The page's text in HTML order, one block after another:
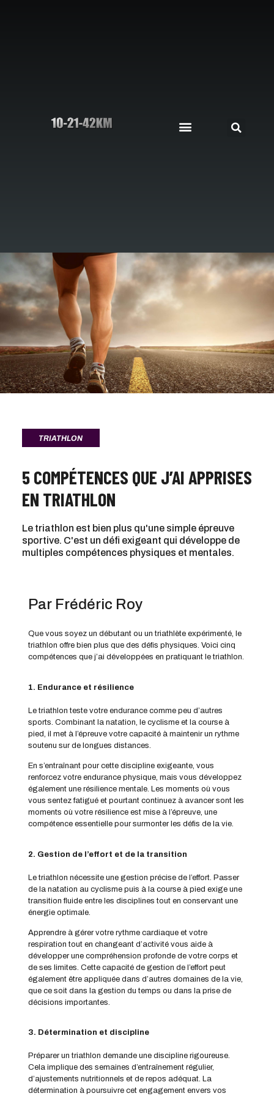
TRIATHLON
5 COMPÉTENCES QUE J’AI APPRISES
EN TRIATHLON
Le triathlon est bien plus qu'une simple épreuve
sportive. C'est un défi exigeant qui développe de
multiples compétences physiques et mentales.
Par Frédéric Roy
Que vous soyez un débutant ou un triathlète expérimenté, le
triathlon offre bien plus que des défis physiques. Voici cinq
compétences que j’ai développées en pratiquant le triathlon.
1. Endurance et résilience
Le triathlon teste votre endurance comme peu d’autres
sports. Combinant la natation, le cyclisme et la course à
pied, il met à l’épreuve votre capacité à maintenir un rythme
soutenu sur de longues distances.
En s’entraînant pour cette discipline exigeante, vous
renforcez votre endurance physique, mais vous développez
également une résilience mentale. Les moments où vous
vous sentez fatigué et pourtant continuez à avancer sont les
moments où votre résilience est mise à l’épreuve, une
compétence essentielle pour surmonter les défis de la vie.
2. Gestion de l’effort et de la transition
Le triathlon nécessite une gestion précise de l’effort. Passer
de la natation au cyclisme puis à la course à pied exige une
transition fluide entre les disciplines tout en conservant une
énergie optimale.
Apprendre à gérer votre rythme cardiaque et votre
respiration tout en changeant d’activité vous aide à
développer une compréhension profonde de votre corps et
de ses limites. Cette capacité de gestion de l’effort peut
également être appliquée dans d’autres domaines de la vie,
que ce soit dans la gestion du temps ou dans la prise de
décisions importantes.
3. Détermination et discipline
Préparer un triathlon demande une discipline rigoureuse.
Cela implique des semaines d’entraînement régulier,
d’ajustements nutritionnels et de repos adéquat. La
détermination à poursuivre cet engagement envers vos